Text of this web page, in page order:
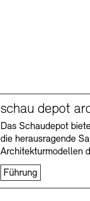
schau depot
Das Schaudepot
die herausragende
Architekturmodellen
Führung